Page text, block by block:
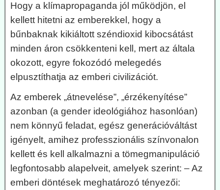
Hogy a klímapropaganda jól működjön, el
kellett hitetni az emberekkel, hogy a
bűnbaknak kikiáltott széndioxid kibocsátást
minden áron csökkenteni kell, mert az általa
okozott, egyre fokozódó melegedés
elpusztíthatja az emberi civilizációt.
Az emberek „átnevelése”, „érzékenyítése”
azonban (a gender ideológiához hasonlóan)
nem könnyű feladat, egész generációváltást
igényelt, amihez professzionális színvonalon
kellett és kell alkalmazni a tömegmanipuláció
legfontosabb alapelveit, amelyek szerint: – Az
emberi döntések meghatározó tényezői: